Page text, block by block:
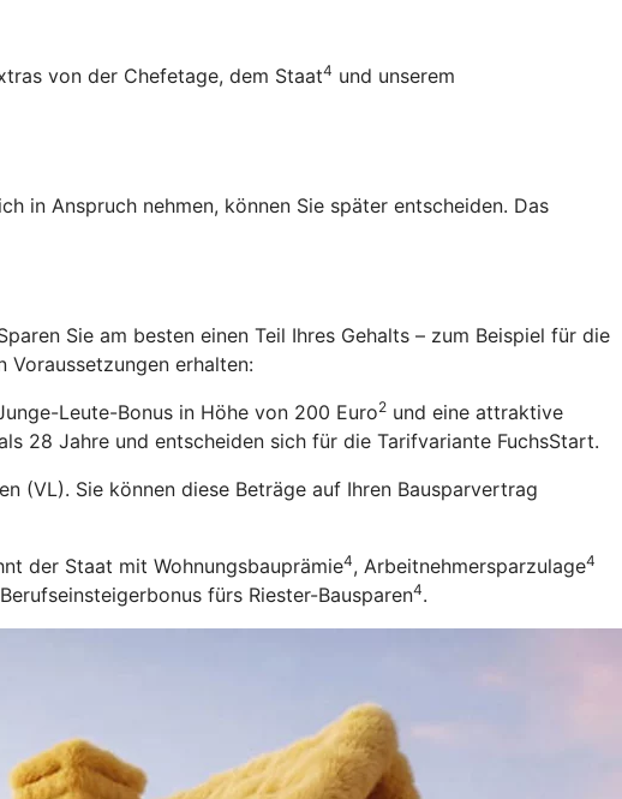
von der Chefetage, dem Staat4 und unserem
in Anspruch nehmen, können Sie später entscheiden. Das
Sie am besten einen Teil Ihres Gehalts – zum Beispiel für die
Voraussetzungen erhalten:
Leute-Bonus in Höhe von 200 Euro2 und eine attraktive
28 Jahre und entscheiden sich für die Tarifvariante FuchsStart.
(VL). Sie können diese Beträge auf Ihren Bausparvertrag
der Staat mit Wohnungsbauprämie4, Arbeitnehmersparzulage4
fürs Riester-Bausparen4.